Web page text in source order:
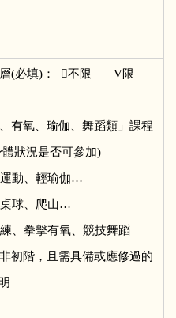
層(必填)： 不限 V限
有氧、瑜伽、舞蹈類」課程
狀況是否可參加)
動、輕瑜伽…
球、爬山…
、拳擊有氧、競技舞蹈
初階，且需具備或應修過的